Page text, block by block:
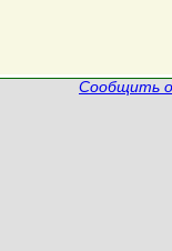
Сообщить о